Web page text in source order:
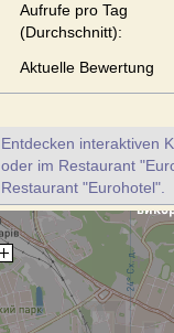
Aufrufe pro Tag
(Durchschnitt):
Aktuelle Bewertung
Entdecken interaktiven
oder im Restaurant
Restaurant "Eurohotel".